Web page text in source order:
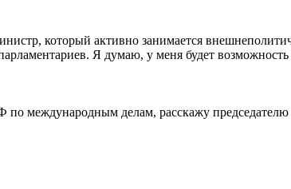
который активно занимается
Я думаю, у меня будет
по международным делам, расскажу